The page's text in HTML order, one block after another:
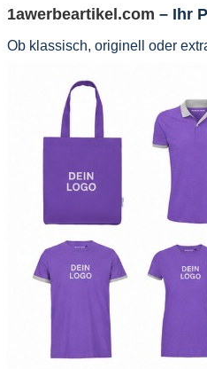
1awerbeartikel.com – Ihr
Ob klassisch, originell oder